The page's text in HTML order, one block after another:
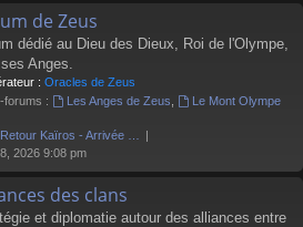
de Zeus
dédié au Dieu des Dieux, Roi de l'Olympe,
Anges.
: Oracles de Zeus
forums :
Les Anges de Zeus
Le Mont Olympe
Kaïros - Arrivée …
2026 9:08 pm
des clans
et diplomatie autour des alliances entre